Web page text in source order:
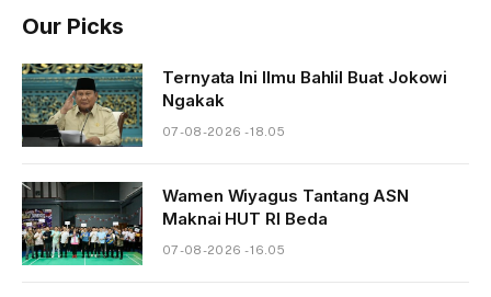
Our Picks
Ternyata Ini Ilmu Bahlil Buat Jokowi
Ngakak
07-08-2026 - 18.05
Wamen Wiyagus Tantang ASN
Maknai HUT RI Beda
07-08-2026 - 16.05